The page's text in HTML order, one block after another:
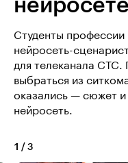
Студенты
нейросеть-
для телеканала
выбраться из
оказались — сюжет и
нейросеть.
1 / 3